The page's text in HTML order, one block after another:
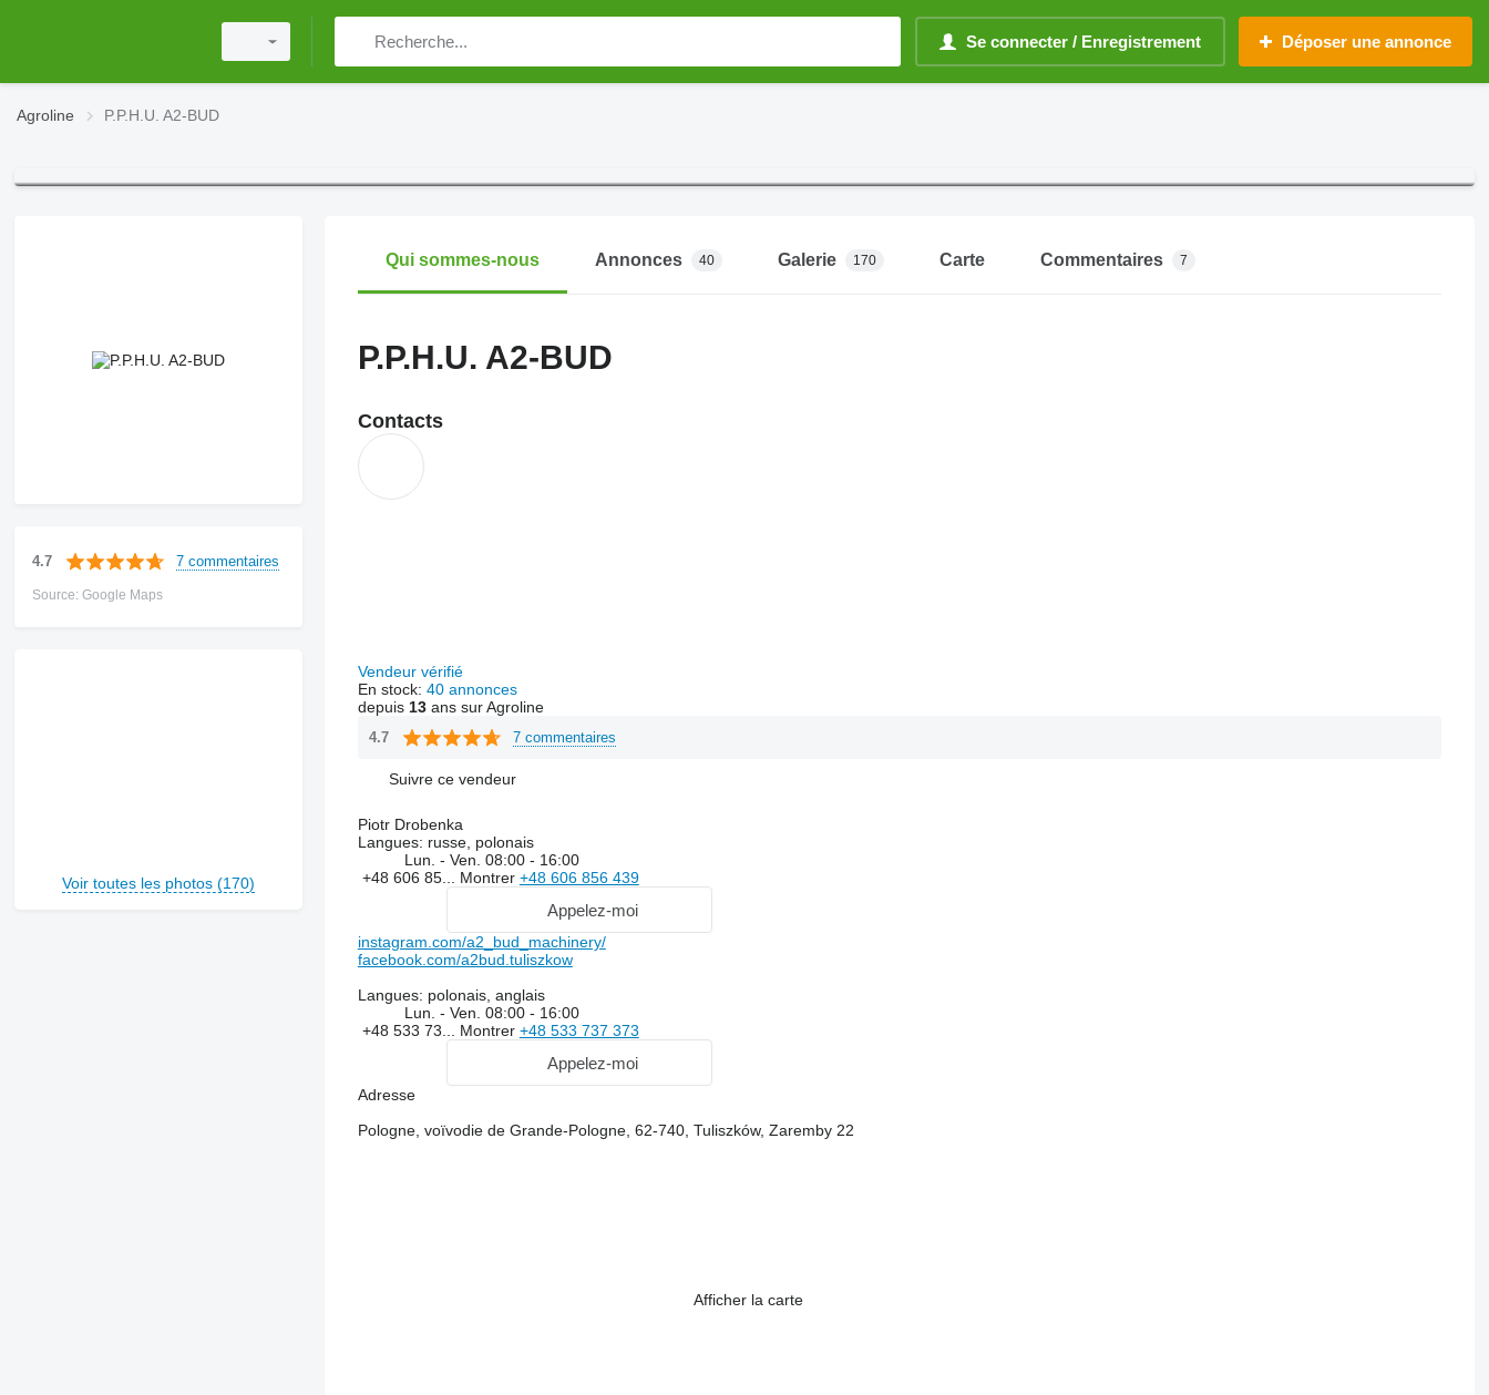
Se connecter / Enregistrement Déposer une annonce
Agroline P.P.H.U. A2-BUD
4.7 7 commentaires
Source: Google Maps
Voir toutes les photos (170)
Qui sommes-nous Annonces 40 Galerie 170 Carte Commentaires 7
P.P.H.U. A2-BUD
Contacts
Vendeur vérifié
En stock: 40 annonces
depuis 13ans sur Agroline
4.7 7 commentaires
Suivre ce vendeur
Piotr Drobenka
Langues: russe, polonais
Lun. - Ven. 08:00 - 16:00
+48 606 85... Montrer +48 606 856 439
Appelez-moi
instagram.com/a2_bud_machinery/
facebook.com/a2bud.tuliszkow
Langues: polonais, anglais
Lun. - Ven. 08:00 - 16:00
+48 533 73... Montrer +48 533 737 373
Appelez-moi
Adresse
Pologne, voïvodie de Grande-Pologne, 62-740, Tuliszków, Zaremby 22
Afficher la carte